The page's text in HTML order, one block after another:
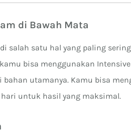
di Bawah Mata
salah satu hal yang paling
bisa menggunakan
bahan utamanya. Kamu bisa
untuk hasil yang maksimal.